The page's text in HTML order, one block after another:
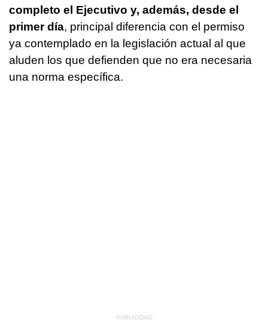
completo el Ejecutivo y, además, desde el
primer día, principal diferencia con el permiso
ya contemplado en la legislación actual al que
aluden los que defienden que no era necesaria
una norma específica.